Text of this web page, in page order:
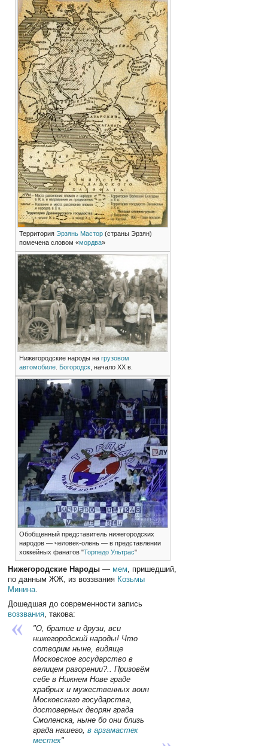
Территория Эрзянь Мастор(страны Эрзян)
помечена словом «мордва»
Нижегородские народы на грузовом
автомобиле. Богородск, начало XX в.
Обобщенный представитель нижегородских
народов — человек-олень — в представлении
хоккейных фанатов "Торпедо Ультрас"
Нижегородские Народы — мем, пришедший,
по данным ЖЖ, из воззвания Козьмы
Минина.
Дошедшая до современности запись
воззвания , такова:
"О, братие и друзи, вси
нижегородский народы! Что
сотворим ныне, видяще
Московское государство в
велицем разорении?.. Призовём
себе в Нижнем Нове граде
храбрых и мужественных воин
Московскаго государства,
достоверных дворян града
Смоленска, ныне бо они близь
града нашего,в арзамастех
местех"